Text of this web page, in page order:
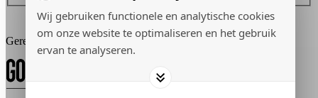
Wij gebruiken functionele en analytische cookies
om onze website te optimaliseren en het gebruik
ervan te analyseren.
Inschrijven
Gerealiseerd door: